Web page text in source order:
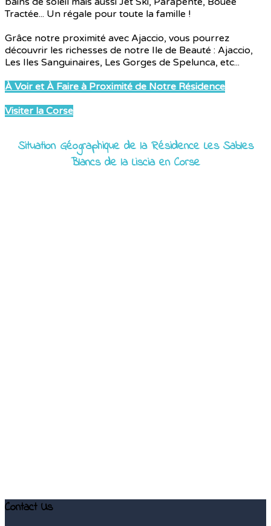
Tractée... Un régale pour toute la famille !
Grâce notre proximité avec Ajaccio, vous pourrez
découvrir les richesses de notre Ile de Beauté : Ajaccio,
Les Iles Sanguinaires, Les Gorges de Spelunca, etc...
À Voir et À Faire à Proximité de Notre Résidence
Visiter la Corse
Situation Géographique de la Résidence Les Sables
Blancs de la Liscia en Corse
Contact Us